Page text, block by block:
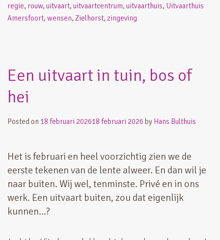
regie, rouw, uitvaart, uitvaartcentrum, uitvaarthuis, Uitvaarthuis
Amersfoort, wensen, Zielhorst, zingeving
Een uitvaart in tuin, bos of
hei
Posted on 18 februari 202618 februari 2026 by Hans Bulthuis
Het is februari en heel voorzichtig zien we de
eerste tekenen van de lente alweer. En dan wil je
naar buiten. Wij wel, tenminste. Privé en in ons
werk. Een uitvaart buiten, zou dat eigenlijk
kunnen…?